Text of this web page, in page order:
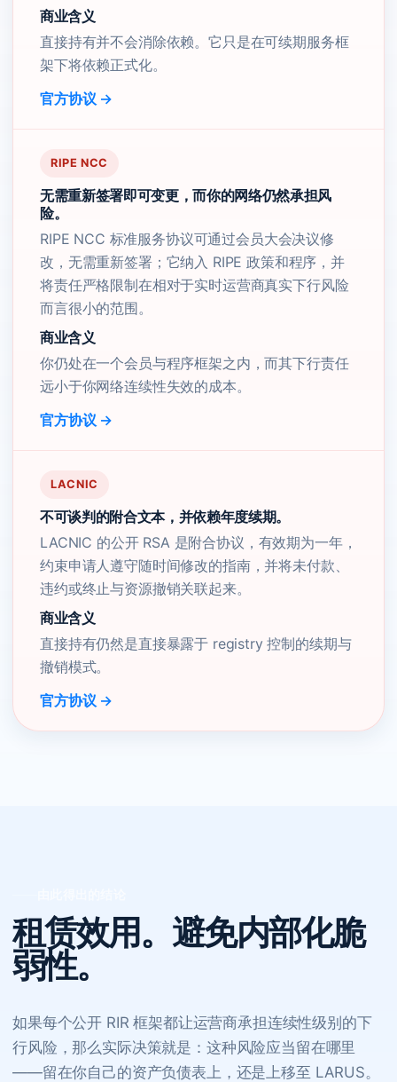
商业含义
直接持有并不会消除依赖。它只是在可续期服务框
架下将依赖正式化。
官方协议 →
RIPE NCC
无需重新签署即可变更，而你的网络仍然承担风
险。
RIPE NCC 标准服务协议可通过会员大会决议修
改，无需重新签署；它纳入 RIPE 政策和程序，并
将责任严格限制在相对于实时运营商真实下行风险
而言很小的范围。
商业含义
你仍处在一个会员与程序框架之内，而其下行责任
远小于你网络连续性失效的成本。
官方协议 →
LACNIC
不可谈判的附合文本，并依赖年度续期。
LACNIC 的公开 RSA 是附合协议，有效期为一年，
约束申请人遵守随时间修改的指南，并将未付款、
违约或终止与资源撤销关联起来。
商业含义
直接持有仍然是直接暴露于 registry 控制的续期与
撤销模式。
官方协议 →
租赁效用。避免内部化脆
弱性。
如果每个公开 RIR 框架都让运营商承担连续性级别的下
行风险，那么实际决策就是：这种风险应当留在哪里
——留在你自己的资产负债表上，还是上移至 LARUS。